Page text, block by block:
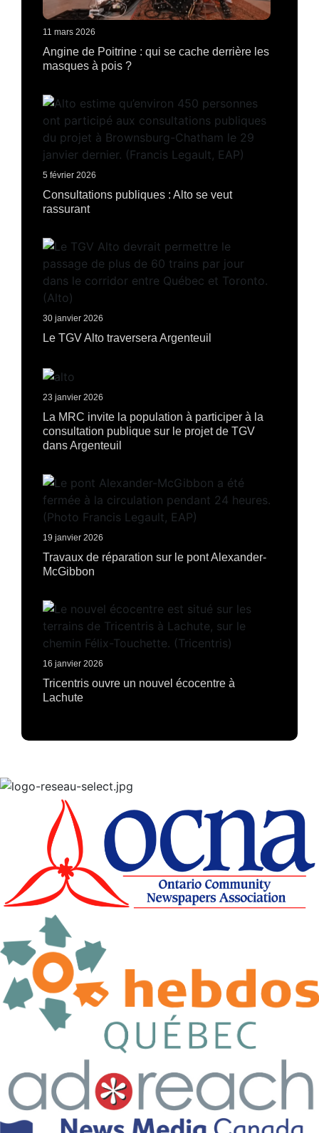
11 mars 2026
Angine de Poitrine : qui se cache derrière les
masques à pois ?
5 février 2026
Consultations publiques : Alto se veut
rassurant
30 janvier 2026
Le TGV Alto traversera Argenteuil
23 janvier 2026
La MRC invite la population à participer à la
consultation publique sur le projet de TGV
dans Argenteuil
19 janvier 2026
Travaux de réparation sur le pont Alexander-
McGibbon
16 janvier 2026
Tricentris ouvre un nouvel écocentre à
Lachute